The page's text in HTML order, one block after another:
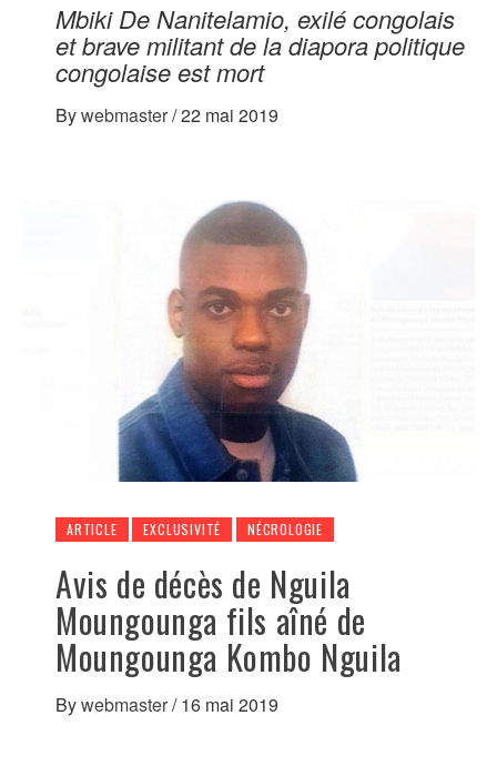
Mbiki De Nanitelamio, exilé congolais
et brave militant de la diapora politique
congolaise est mort
Bywebmaster/22 mai 2019
ARTICLE EXCLUSIVITÉ NÉCROLOGIE
Avis de décès de Nguila
Moungounga fils aîné de
Moungounga Kombo Nguila
Bywebmaster/ 16 mai 2019